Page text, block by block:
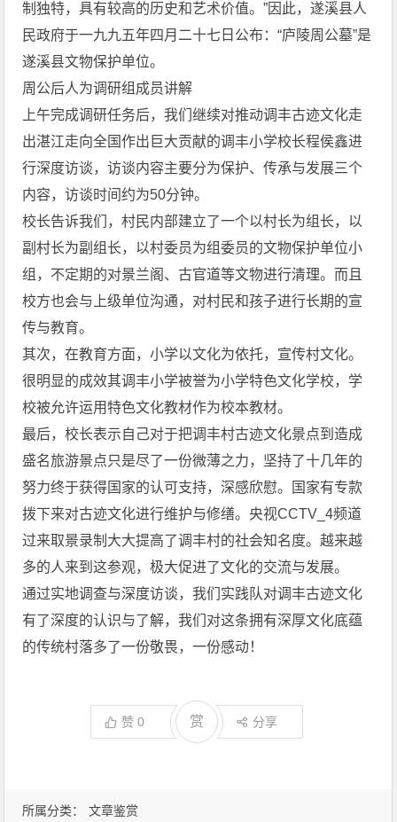
所属分类： 文章鉴赏
制独特，具有较高的历史和艺术价值。”因此，遂溪县人
民政府于一九九五年四月二十七日公布：“庐陵周公墓”是
遂溪县文物保护单位。
周公后人为调研组成员讲解
上午完成调研任务后，我们继续对推动调丰古迹文化走
出湛江走向全国作出巨大贡献的调丰小学校长程侯鑫进
行深度访谈，访谈内容主要分为保护、传承与发展三个
内容，访谈时间约为50分钟。
校长告诉我们，村民内部建立了一个以村长为组长，以
副村长为副组长，以村委员为组委员的文物保护单位小
组，不定期的对景兰阁、古官道等文物进行清理。而且
校方也会与上级单位沟通，对村民和孩子进行长期的宣
传与教育。
其次，在教育方面，小学以文化为依托，宣传村文化。
很明显的成效其调丰小学被誉为小学特色文化学校，学
校被允许运用特色文化教材作为校本教材。
最后，校长表示自己对于把调丰村古迹文化景点到造成
盛名旅游景点只是尽了一份微薄之力，坚持了十几年的
努力终于获得国家的认可支持，深感欣慰。国家有专款
拨下来对古迹文化进行维护与修缮。央视CCTV_4频道
过来取景录制大大提高了调丰村的社会知名度。越来越
多的人来到这参观，极大促进了文化的交流与发展。
通过实地调查与深度访谈，我们实践队对调丰古迹文化
有了深度的认识与了解，我们对这条拥有深厚文化底蕴
的传统村落多了一份敬畏，一份感动！
赞0 赏 分享